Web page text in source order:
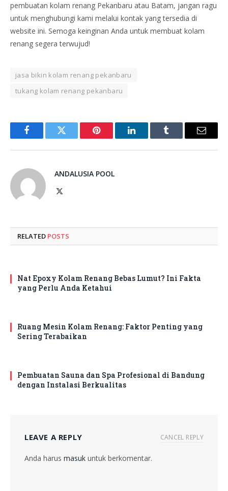
pembuatan kolam renang Pekanbaru atau Batam, jangan ragu
untuk menghubungi kami melalui kontak yang tersedia di
website ini. Semoga keinginan Anda untuk membuat kolam
renang segera terwujud!
jasa bikin kolam renang pekanbaru
tukang kolam renang pekanbaru
FacebookTwitter Pinterest LinkedInTumblr Email
ANDALUSIA POOL
RELATED POSTS
Nat Epoxy Kolam Renang Bebas Lumut? Ini Fakta
yang Perlu Anda Ketahui
Ruang Mesin Kolam Renang: Faktor Penting yang
Sering Terabaikan
Pembuatan Sauna dan Spa Profesional di Bandung
dengan Instalasi Berkualitas
LEAVE A REPLY CANCEL REPLY
Anda harus masuk untuk berkomentar.